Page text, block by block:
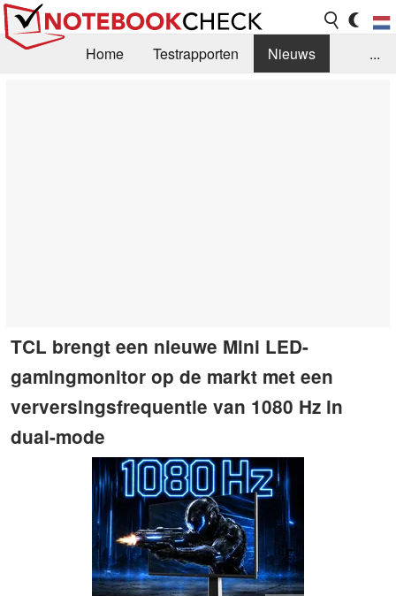
Home Testrapporten
Nieuws
...
TCL brengt een nieuwe Mini LED-
gamingmonitor op de markt met een
verversingsfrequentie van 1080 Hz in
dual-mode